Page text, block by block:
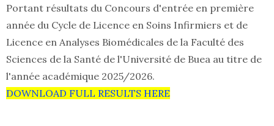
Portant résultats du Concours d'entrée en première
année du Cycle de Licence en Soins Infirmiers et de
Licence en Analyses Biomédicales de la Faculté des
Sciences de la Santé de l'Université de Buea au titre de
l'année académique 2025/2026.
DOWNLOAD FULL RESULTS HERE